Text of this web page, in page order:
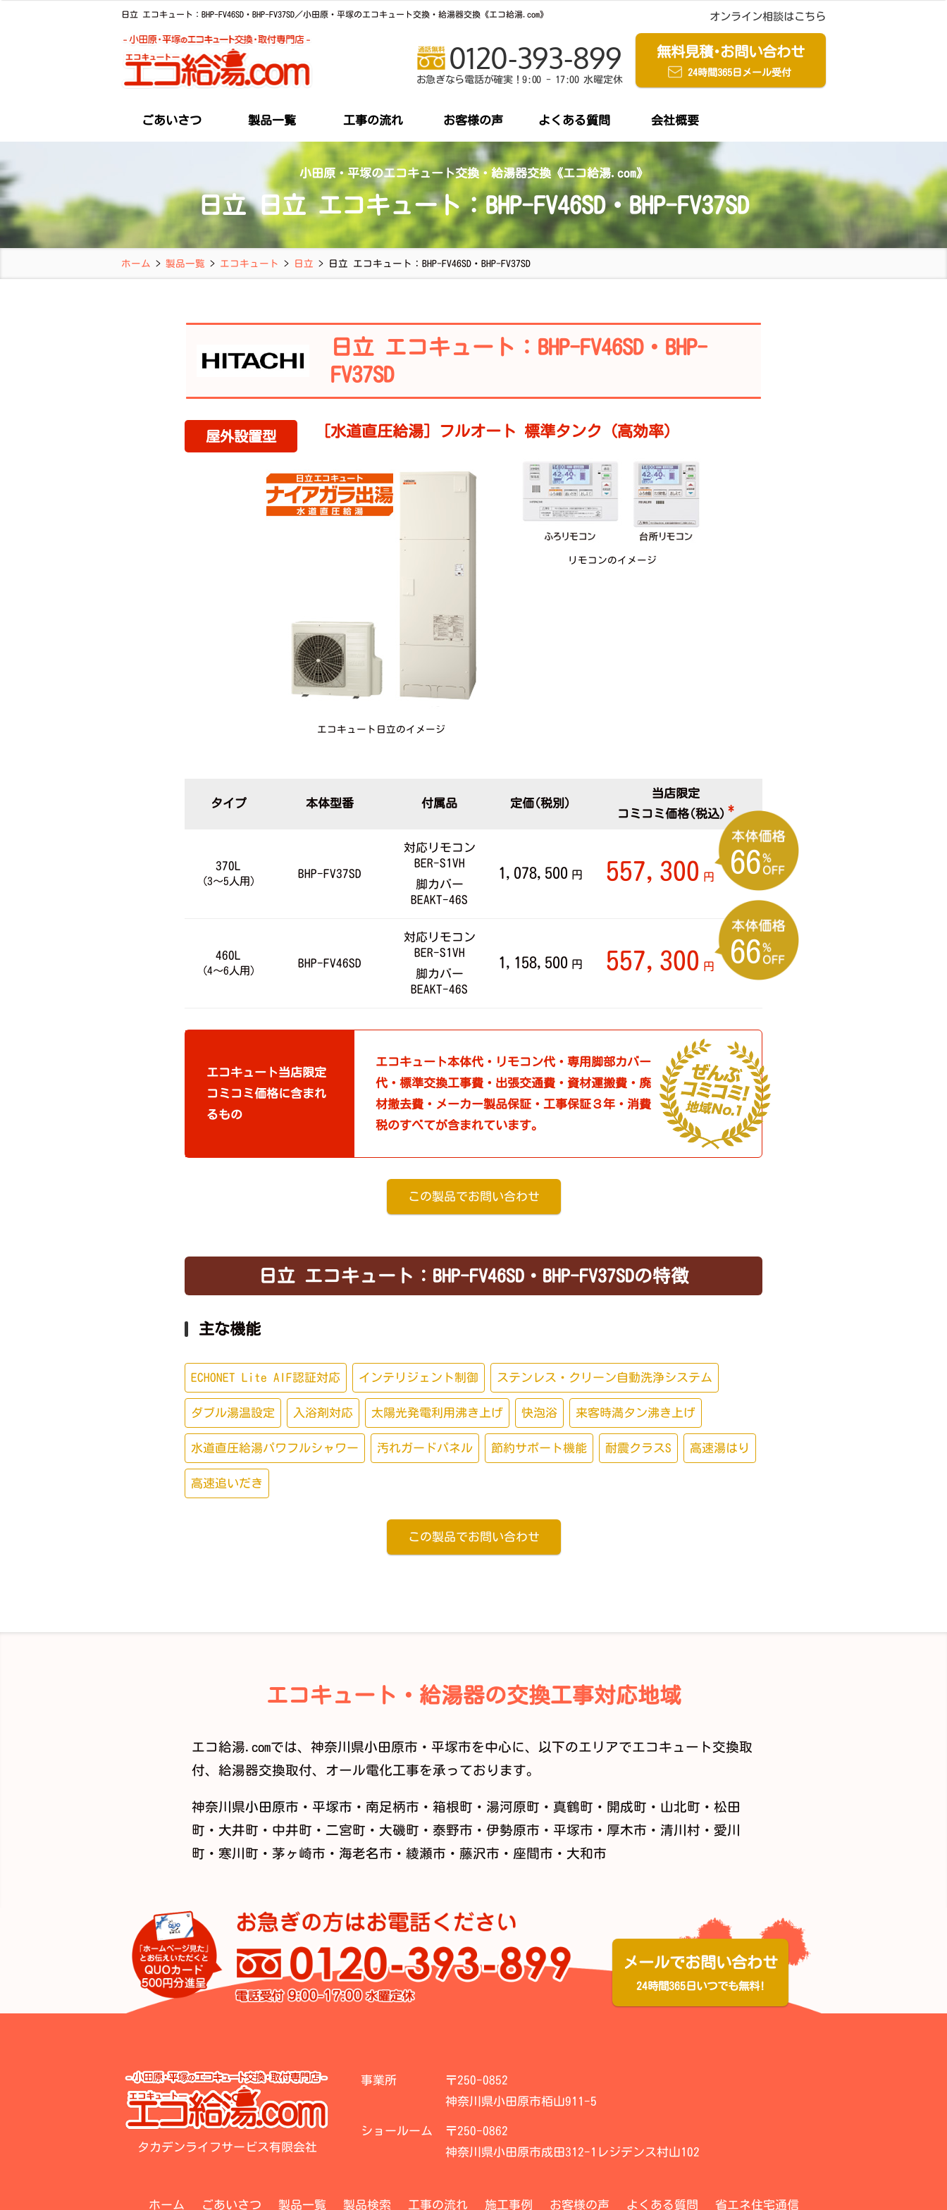
日立 エコキュート：BHP-FV46SD・BHP-FV37SD／小田原・平塚のエコキュート交換・給湯器交換《エコ給湯.com》 オンライン相談はこちら
0120-393-899
お急ぎなら電話が確実！9:00 - 17:00 水曜定休
無料見積・お問い合わせ
24時間365日メール受付
ごあいさつ 製品一覧 工事の流れ お客様の声 よくある質問 会社概要
小田原・平塚のエコキュート交換・給湯器交換《エコ給湯.com》
日立 日立 エコキュート：BHP-FV46SD・BHP-FV37SD
ホーム > 製品一覧 > エコキュート > 日立 > 日立 エコキュート：BHP-FV46SD・BHP-FV37SD
日立 エコキュート：BHP-FV46SD・BHP-
FV37SD
屋外設置型 ［水道直圧給湯］フルオート 標準タンク（高効率）
エコキュート日立のイメージ
リモコンのイメージ
タイプ 本体型番 付属品 定価(税別)
当店限定
コミコミ価格(税込) *
370L
（3～5人用）
BHP-FV37SD
対応リモコン
BER-S1VH
脚カバー
BEAKT-46S
1,078,500 円 557,300 円 66
460L
（4～6人用）
BHP-FV46SD
対応リモコン
BER-S1VH
脚カバー
BEAKT-46S
1,158,500 円 557,300 円 66
エコキュート当店限定
コミコミ価格に含まれ
るもの
エコキュート本体代・リモコン代・専用脚部カバー
代・標準交換工事費・出張交通費・資材運搬費・廃
材撤去費・メーカー製品保証・工事保証３年・消費
税のすべてが含まれています。
この製品でお問い合わせ
日立 エコキュート：BHP-FV46SD・BHP-FV37SDの特徴
主な機能
ECHONET Lite AIF認証対応 インテリジェント制御 ステンレス・クリーン自動洗浄システム
ダブル湯温設定 入浴剤対応 太陽光発電利用沸き上げ 快泡浴 来客時満タン沸き上げ
水道直圧給湯パワフルシャワー 汚れガードパネル 節約サポート機能 耐震クラスS 高速湯はり
高速追いだき
この製品でお問い合わせ
エコキュート・給湯器の交換工事対応地域
エコ給湯.comでは、神奈川県小田原市・平塚市を中心に、以下のエリアでエコキュート交換取
付、給湯器交換取付、オール電化工事を承っております。
神奈川県小田原市 ・ 平塚市 ・南足柄市・箱根町・湯河原町・真鶴町・開成町・山北町・松田
町・大井町・中井町・二宮町・大磯町・泰野市・伊勢原市・平塚市・厚木市・清川村・愛川
町・寒川町・茅ヶ崎市・海老名市・綾瀬市・藤沢市・座間市・大和市
メールでお問い合わせ
24時間365日いつでも無料!
タカデンライフサービス有限会社
事業所
〒250-0852
神奈川県小田原市栢山911-5
ショールーム
〒250-0862
神奈川県小田原市成田312-1レジデンス村山102
ホーム ごあいさつ 製品一覧 製品検索 工事の流れ 施工事例 お客様の声 よくある質問 省エネ住宅通信